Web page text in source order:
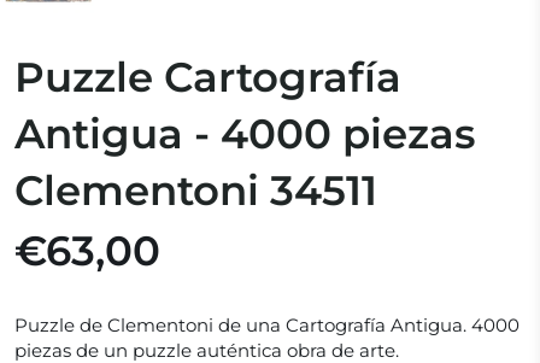
Puzzle Cartografía
Antigua - 4000 piezas
Clementoni 34511
€63,00
Puzzle de Clementoni de una Cartografía Antigua. 4000
piezas de un puzzle auténtica obra de arte.